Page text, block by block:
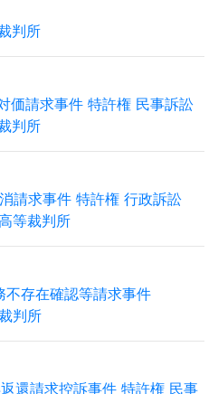
判所
価請求事件 特許権 民事訴訟
判所
請求事件 特許権 行政訴訟
等裁判所
存在確認等請求事件
判所
還請求控訴事件 特許権 民事